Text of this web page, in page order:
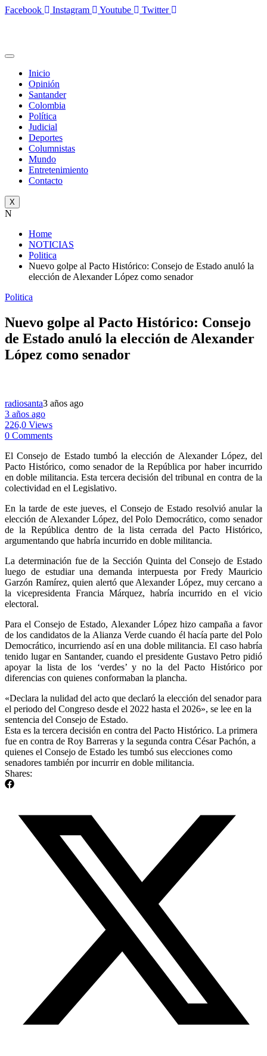
Facebook Instagram Youtube Twitter
Inicio
Opinión
Santander
Colombia
Política
Judicial
Deportes
Columnistas
Mundo
Entretenimiento
Contacto
X
N
Home
NOTICIAS
Politica
Nuevo golpe al Pacto Histórico: Consejo de Estado anuló la
elección de Alexander López como senador
Politica
Nuevo golpe al Pacto Histórico: Consejo
de Estado anuló la elección de Alexander
López como senador
radiosanta3 años ago
3 años ago
226,0 Views
0 Comments
El Consejo de Estado tumbó la elección de Alexander López, del
Pacto Histórico, como senador de la República por haber incurrido
en doble militancia. Esta tercera decisión del tribunal en contra de la
colectividad en el Legislativo.
En la tarde de este jueves, el Consejo de Estado resolvió anular la
elección de Alexander López, del Polo Democrático, como senador
de la República dentro de la lista cerrada del Pacto Histórico,
argumentando que habría incurrido en doble militancia.
La determinación fue de la Sección Quinta del Consejo de Estado
luego de estudiar una demanda interpuesta por Fredy Mauricio
Garzón Ramírez, quien alertó que Alexander López, muy cercano a
la vicepresidenta Francia Márquez, habría incurrido en el vicio
electoral.
Para el Consejo de Estado, Alexander López hizo campaña a favor
de los candidatos de la Alianza Verde cuando él hacía parte del Polo
Democrático, incurriendo así en una doble militancia. El caso habría
tenido lugar en Santander, cuando el presidente Gustavo Petro pidió
apoyar la lista de los ‘verdes’ y no la del Pacto Histórico por
diferencias con quienes conformaban la plancha.
«Declara la nulidad del acto que declaró la elección del senador para
el periodo del Congreso desde el 2022 hasta el 2026», se lee en la
sentencia del Consejo de Estado.
Esta es la tercera decisión en contra del Pacto Histórico. La primera
fue en contra de Roy Barreras y la segunda contra César Pachón, a
quienes el Consejo de Estado les tumbó sus elecciones como
senadores también por incurrir en doble militancia.
Shares: